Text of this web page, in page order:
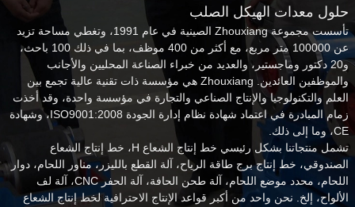
حلول معدات الهيكل الصلب
تأسست مجموعة Zhouxiang الصينية في عام 1991، وتغطي مساحة تزيد
عن 100000 متر مربع، مع أكثر من 400 موظف، بما في ذلك 100 باحث،
و20 دكتور وماجستير، والعديد من خبراء الصناعة المحليين والأجانب
والموظفين العائدين. Zhouxiang هي مؤسسة ذات تقنية عالية تجمع بين
العلم والتكنولوجيا والإنتاج الصناعي والتجارة في مؤسسة واحدة، وقد أخذت
زمام المبادرة في اعتماد شهادة نظام إدارة الجودة ISO9001:2008، وشهادة
CE، وما إلى ذلك.
تشمل منتجاتنا بشكل رئيسي خط إنتاج الشعاع H، خط إنتاج الشعاع
الصندوقي، خط إنتاج برج طاقة الرياح، آلة القطع بالليزر، مناور اللحام، دوار
اللحام، محدد موضع اللحام، آلة طحن الحافة، آلة الحفر CNC، آلة لف
الألواح، إلخ. نحن واحد من أكبر قواعد الإنتاج الاحترافية لخط إنتاج الشعاع